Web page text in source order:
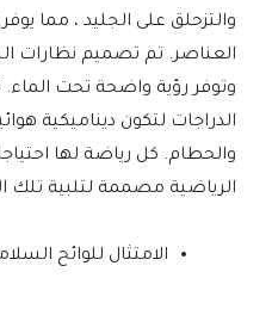
والتزحلق على الجليد ، مما
العناصر. تم تصميم نظارات
وتوفر رؤية واضحة تحت
الدراجات لتكون ديناميكية
والحطام. كل رياضة لها
الرياضية مصممة لتلبية تلك
الامتثال للوائح